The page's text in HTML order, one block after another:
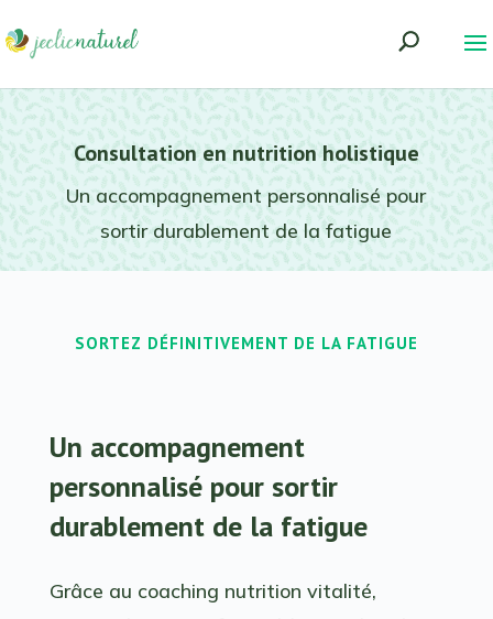
Consultation en nutrition holistique
Un accompagnement personnalisé pour
sortir durablement de la fatigue
SORTEZ DÉFINITIVEMENT DE LA FATIGUE
Un accompagnement
personnalisé pour sortir
durablement de la fatigue
Grâce au coaching nutrition vitalité,